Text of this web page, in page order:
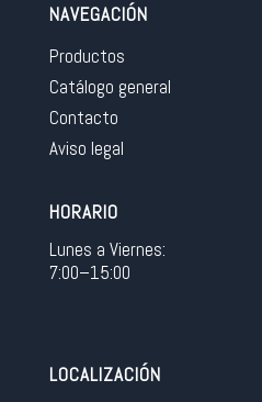
NAVEGACIÓN
Productos
Catálogo general
Contacto
Aviso legal
HORARIO
Lunes a Viernes:
7:00–15:00
LOCALIZACIÓN